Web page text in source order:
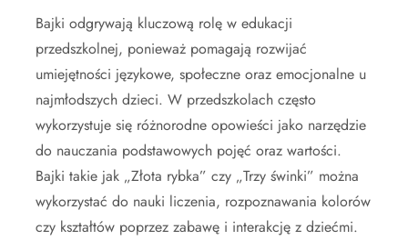
Bajki odgrywają kluczową rolę w edukacji
przedszkolnej, ponieważ pomagają rozwijać
umiejętności językowe, społeczne oraz emocjonalne u
najmłodszych dzieci. W przedszkolach często
wykorzystuje się różnorodne opowieści jako narzędzie
do nauczania podstawowych pojęć oraz wartości.
Bajki takie jak „Złota rybka” czy „Trzy świnki” można
wykorzystać do nauki liczenia, rozpoznawania kolorów
czy kształtów poprzez zabawę i interakcję z dziećmi.